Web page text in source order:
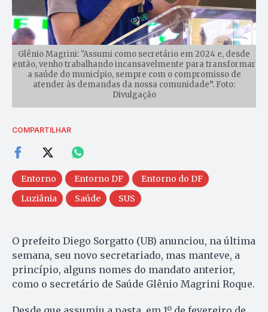
Glênio Magrini: "Assumi como secretário em 2024 e, desde
então, venho trabalhando incansavelmente para transformar
a saúde do município, sempre com o compromisso de
atender às demandas da nossa comunidade”. Foto:
Divulgação
COMPARTILHAR
Entorno Entorno DF
Entorno do DF
Luziânia
Saúde SUS
O prefeito Diego Sorgatto (UB) anunciou, na última
semana, seu novo secretariado, mas manteve, a
princípio, alguns nomes do mandato anterior,
como o secretário de Saúde Glênio Magrini Roque.